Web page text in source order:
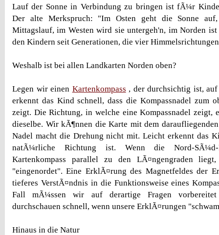
Lauf der Sonne in Verbindung zu bringen ist fÃ¼r
Der alte Merkspruch: "Im Osten geht die Sonne
Mittagslauf, im Westen wird sie untergeh'n, im Norden
den Kindern seit Generationen, die vier
Weshalb ist bei allen Landkarten Norden oben?
Legen wir einen Kartenkompass , der durchsichtig ist,
erkennt das Kind schnell, dass die Kompassnadel zum
zeigt. Die Richtung, in welche eine Kompassnadel zeigt,
dieselbe. Wir kÃ¶nnen die Karte mit dem
Nadel macht die Drehung nicht mit. Leicht erkennt das
natÃ¼rliche Richtung ist. Wenn die Nord-
Kartenkompass parallel zu den LÃ¤ngengraden
"eingenordet". Eine ErklÃ¤rung des Magnetfeldes der
tieferes VerstÃ¤ndnis in die Funktionsweise eines
Fall mÃ¼ssen wir auf derartige Fragen
durchschauen schnell, wenn unsere ErklÃ¤rungen
Hinaus in die Natur